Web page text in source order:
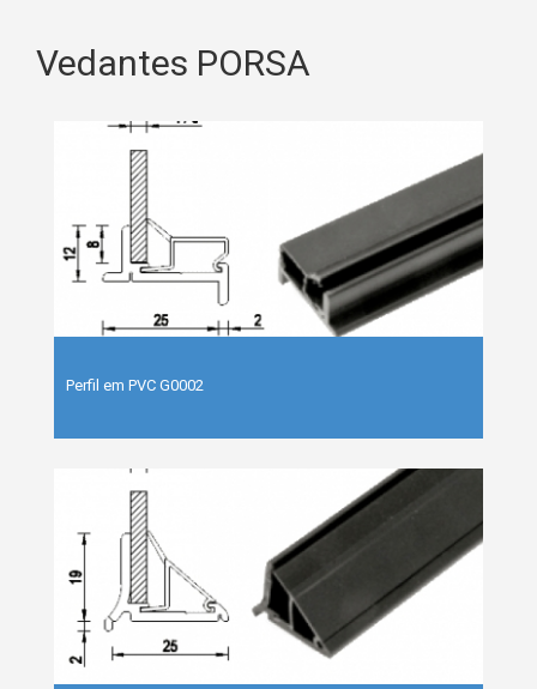
Vedantes PORSA
Perfil em PVC G0002